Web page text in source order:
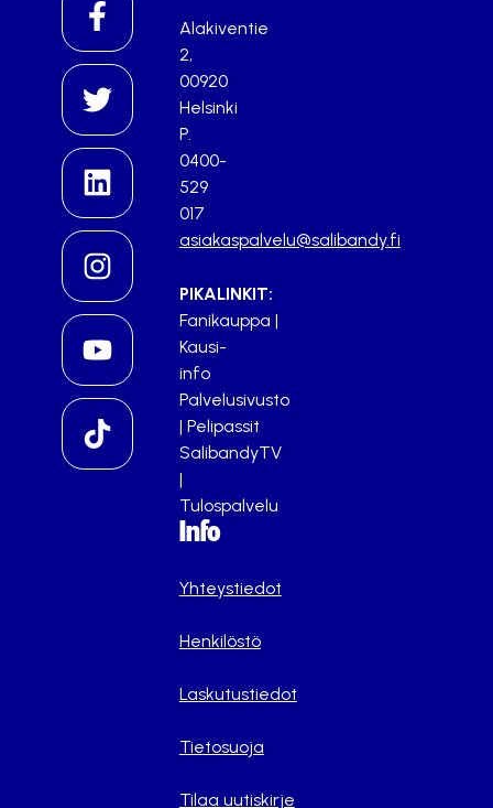
Alakiventie
2,
00920
Helsinki
P.
0400-
529
017
asiakaspalvelu@salibandy.fi
PIKALINKIT:
Fanikauppa |
Kausi-
info
Palvelusivusto
| Pelipassit
SalibandyTV
|
Tulospalvelu
Info
Yhteystiedot
Henkilöstö
Laskutustiedot
Tietosuoja
Tilaa uutiskirje